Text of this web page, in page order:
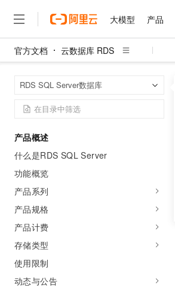
大模型 产品
官方文档 云数据库 RDS
RDS SQL Server数据库
产品概述
什么是RDS SQL Server
功能概览
产品系列
产品规格
产品计费
存储类型
使用限制
动态与公告
大模型
产品
精选产品
人工智能与机器学习
容器
存储
网络与CDN
安全
解决方案
精选解决方案
AI
大数据
现代化应用
网络
权益
定价
云市场
伙伴
服务
了解阿里云